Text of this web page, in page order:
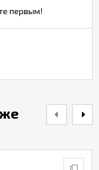
первым!